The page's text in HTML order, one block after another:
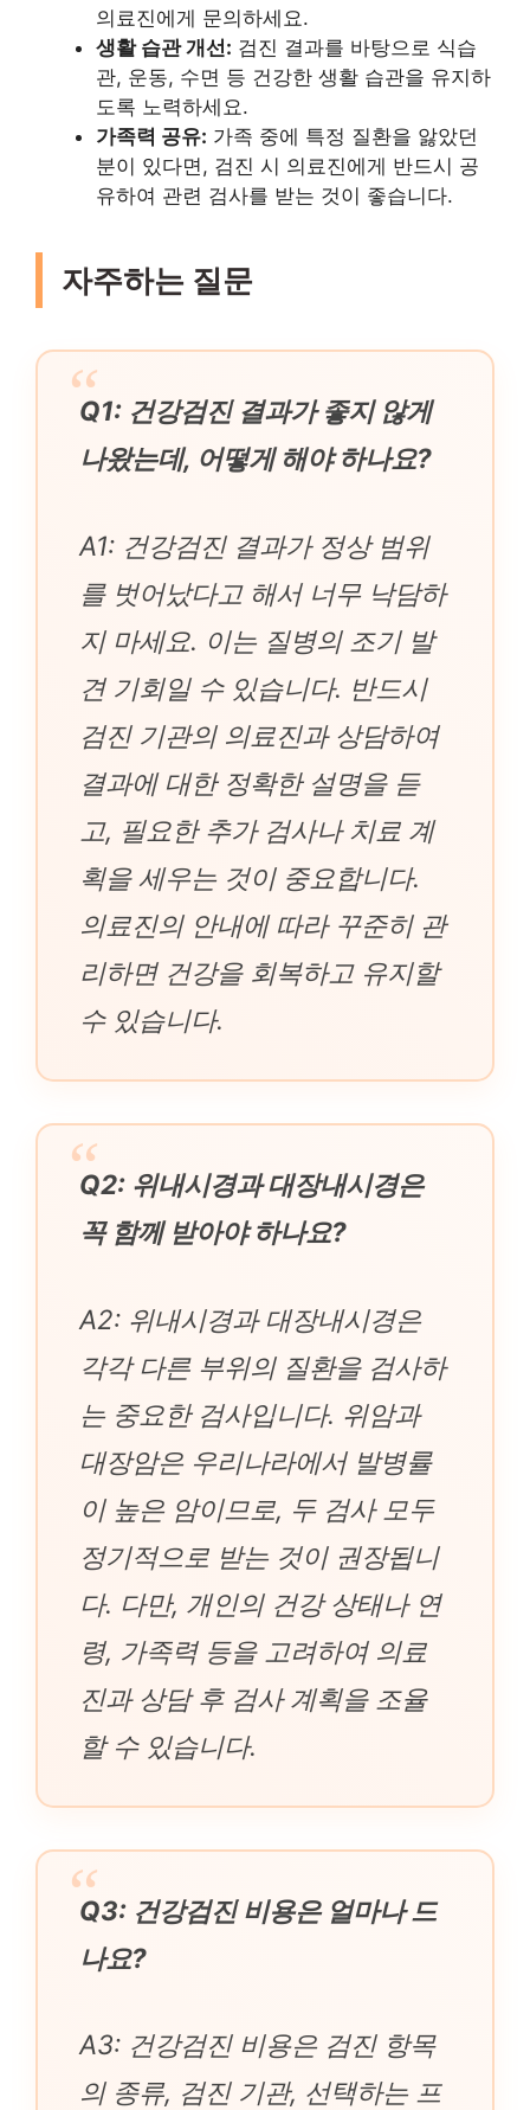
의료진에게 문의하세요.
생활 습관 개선: 검진 결과를 바탕으로 식습
관, 운동, 수면 등 건강한 생활 습관을 유지하
도록 노력하세요.
가족력 공유: 가족 중에 특정 질환을 앓았던
분이 있다면, 검진 시 의료진에게 반드시 공
유하여 관련 검사를 받는 것이 좋습니다.
자주하는 질문
Q1: 건강검진 결과가 좋지 않게
나왔는데, 어떻게 해야 하나요?
A1: 건강검진 결과가 정상 범위
를 벗어났다고 해서 너무 낙담하
지 마세요. 이는 질병의 조기 발
견 기회일 수 있습니다. 반드시
검진 기관의 의료진과 상담하여
결과에 대한 정확한 설명을 듣
고, 필요한 추가 검사나 치료 계
획을 세우는 것이 중요합니다.
의료진의 안내에 따라 꾸준히 관
리하면 건강을 회복하고 유지할
수 있습니다.
Q2: 위내시경과 대장내시경은
꼭 함께 받아야 하나요?
A2: 위내시경과 대장내시경은
각각 다른 부위의 질환을 검사하
는 중요한 검사입니다. 위암과
대장암은 우리나라에서 발병률
이 높은 암이므로, 두 검사 모두
정기적으로 받는 것이 권장됩니
다. 다만, 개인의 건강 상태나 연
령, 가족력 등을 고려하여 의료
진과 상담 후 검사 계획을 조율
할 수 있습니다.
Q3: 건강검진 비용은 얼마나 드
나요?
A3: 건강검진 비용은 검진 항목
의 종류, 검진 기관, 선택하는 프